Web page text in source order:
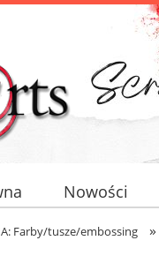
Nowości
Farby/tusze/embossing »